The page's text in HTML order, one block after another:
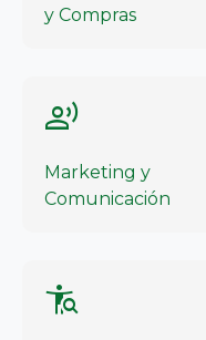
y Compras
record_voice_over
Marketing y
Comunicación
conditions